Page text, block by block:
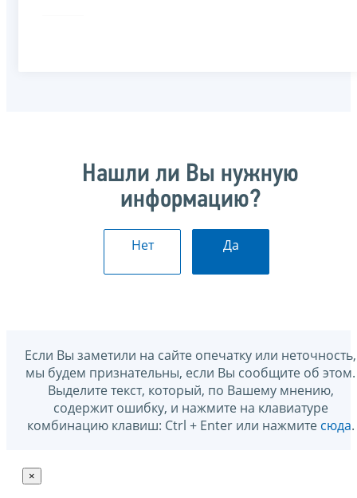
Нашли ли Вы нужную
информацию?
Нет Да
Если Вы заметили на сайте опечатку или неточность,
мы будем признательны, если Вы сообщите об этом.
Выделите текст, который, по Вашему мнению,
содержит ошибку, и нажмите на клавиатуре
комбинацию клавиш: Ctrl + Enter или нажмите сюда.
×